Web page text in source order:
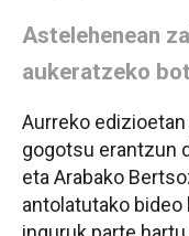
Astelehenean
aukeratzeko
Aurreko
gogotsu erantzun
eta Arabako
antolatutako bideo